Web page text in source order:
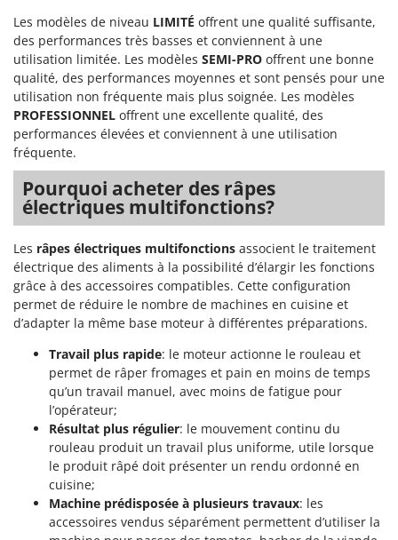
Les modèles de niveau LIMITÉ offrent une qualité suffisante,
des performances très basses et conviennent à une
utilisation limitée. Les modèles SEMI-PRO offrent une bonne
qualité, des performances moyennes et sont pensés pour une
utilisation non fréquente mais plus soignée. Les modèles
PROFESSIONNEL offrent une excellente qualité, des
performances élevées et conviennent à une utilisation
fréquente.
Pourquoi acheter des râpes
électriques multifonctions?
Les râpes électriques multifonctions associent le traitement
électrique des aliments à la possibilité d’élargir les fonctions
grâce à des accessoires compatibles. Cette configuration
permet de réduire le nombre de machines en cuisine et
d’adapter la même base moteur à différentes préparations.
Travail plus rapide: le moteur actionne le rouleau et
permet de râper fromages et pain en moins de temps
qu’un travail manuel, avec moins de fatigue pour
l’opérateur;
Résultat plus régulier: le mouvement continu du
rouleau produit un travail plus uniforme, utile lorsque
le produit râpé doit présenter un rendu ordonné en
cuisine;
Machine prédisposée à plusieurs travaux: les
accessoires vendus séparément permettent d’utiliser la